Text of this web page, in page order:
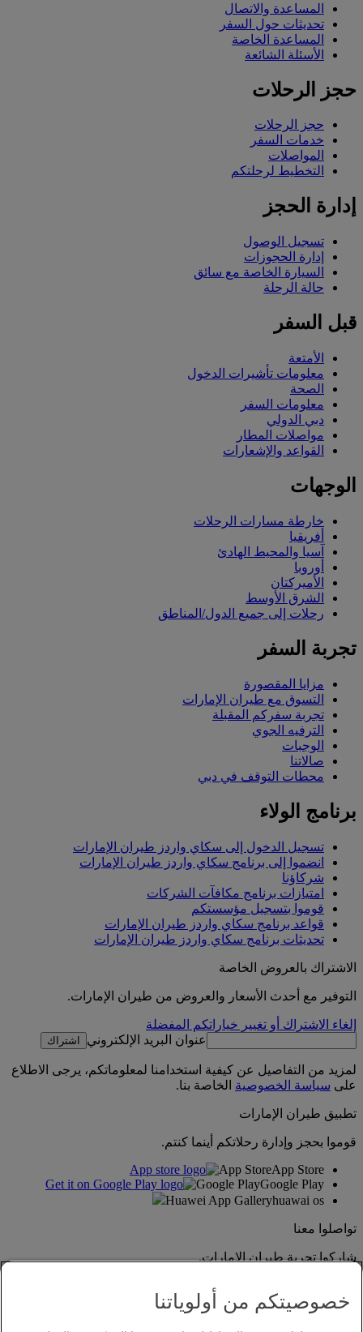
المساعدة والاتصال
تحديثات حول السفر
المساعدة الخاصة
الأسئلة الشائعة
حجز الرحلات
حجز الرحلات
خدمات السفر
المواصلات
التخطيط لرحلتكم
إدارة الحجز
تسجيل الوصول
إدارة الحجوزات
السيارة الخاصة مع سائق
حالة الرحلة
قبل السفر
الأمتعة
معلومات تأشيرات الدخول
الصحة
معلومات السفر
دبي الدولي
مواصلات المطار
القواعد والإشعارات
الوجهات
خارطة مسارات الرحلات
أفريقيا
آسيا والمحيط الهادئ
أوروبا
الأميركتان
الشرق الأوسط
رحلات إلى جميع الدول/المناطق
تجربة السفر
مزايا المقصورة
التسوق مع طيران الإمارات
تجربة سفركم المقبلة
الترفيه الجوي
الوجبات
صالاتنا
محطات التوقف في دبي
برنامج الولاء
تسجيل الدخول إلى سكاي واردز طيران الإمارات
انضموا إلى برنامج سكاي واردز طيران الإمارات
شركاؤنا
امتيازات برنامج مكافآت الشركات
قوموا بتسجيل مؤسستكم
قواعد برنامج سكاي واردز طيران الإمارات
تحديثات برنامج سكاي واردز طيران الإمارات
الاشتراك بالعروض الخاصة
التوفير مع أحدث الأسعار والعروض من طيران الإمارات.
إلغاء الاشتراك أو تغيير خياراتكم المفضلة
عنوان البريد الإلكتروني
اشتراك
لمزيد من التفاصيل عن كيفية استخدامنا لمعلوماتكم، يرجى الاطلاع
على سياسة الخصوصية الخاصة بنا.
تطبيق طيران الإمارات
قوموا بحجز وإدارة رحلاتكم أينما كنتم.
App StoreApp Store
Google PlayGoogle Play
Huawei App Galleryhuawai os
تواصلوا معنا
شاركوا تجربة طيران الإمارات.
خصوصيتكم من أولوياتنا